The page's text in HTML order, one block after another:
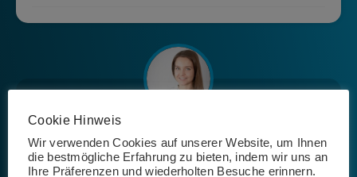
Josephin Riemer
Cookie Hinweis
Wir verwenden Cookies auf unserer Website, um Ihnen
die bestmögliche Erfahrung zu bieten, indem wir uns an
Ihre Präferenzen und wiederholten Besuche erinnern.